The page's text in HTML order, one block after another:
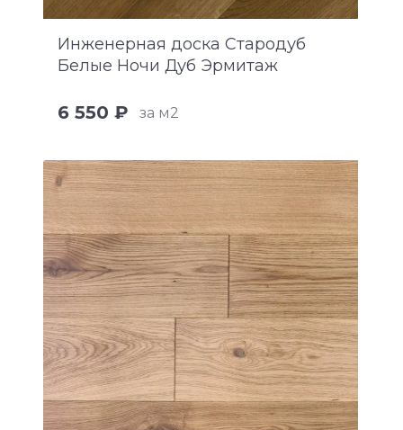
Инженерная доска Стародуб
Белые Ночи Дуб Эрмитаж
6 550 ₽ за м2